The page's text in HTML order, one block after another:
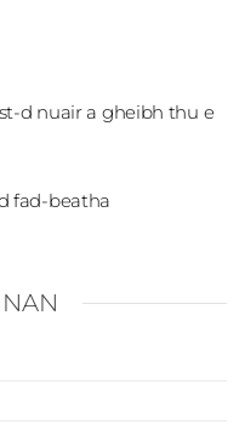
d nuair a gheibh thu e
fad-beatha